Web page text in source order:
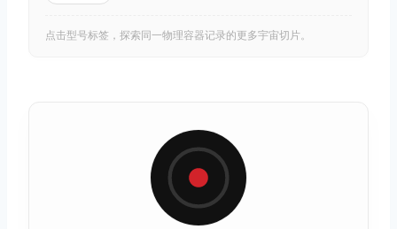
点击型号标签，探索同一物理容器记录的更多宇宙切片。